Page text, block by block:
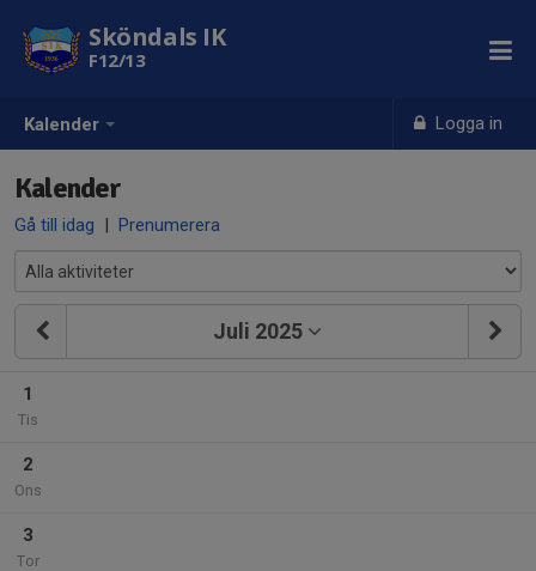
Kalender Logga in
Sköndals IK
F12/13
Kalender
Gå till idag | Prenumerera
Juli 2025
1
Tis
2
Ons
3
Tor